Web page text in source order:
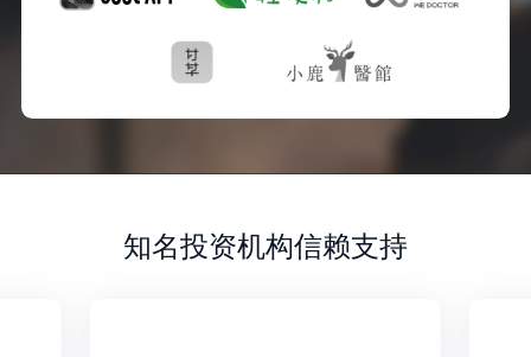
知名投资机构信赖支持